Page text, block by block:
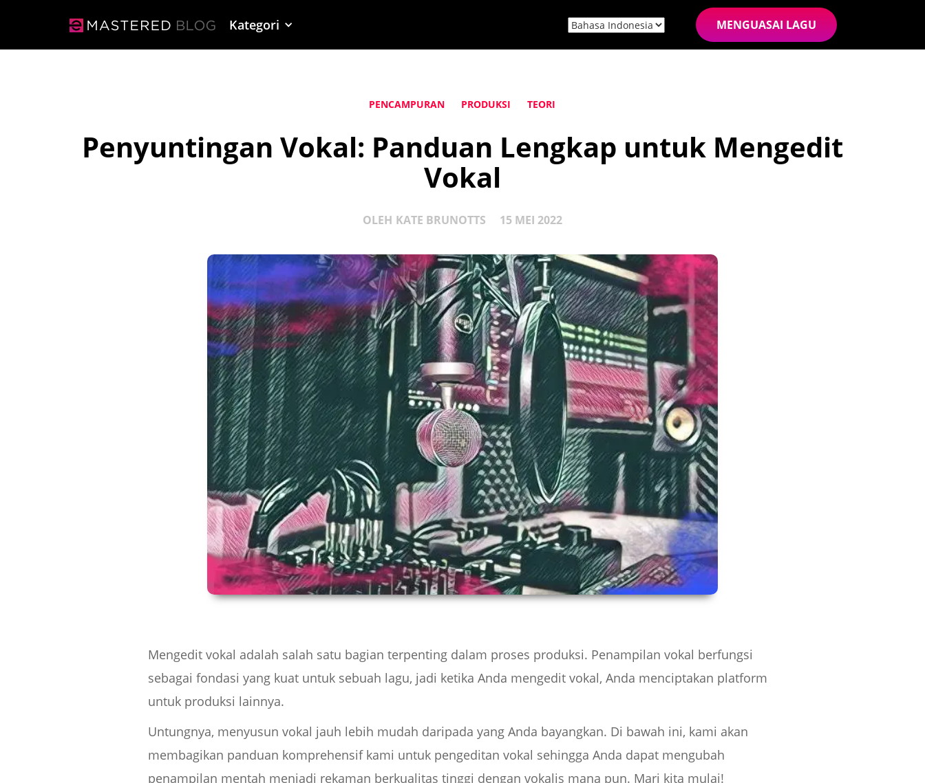
Kategori MENGUASAI LAGU
PENCAMPURAN PRODUKSI TEORI
Penyuntingan Vokal: Panduan Lengkap untuk Mengedit
Vokal
OLEH KATE BRUNOTTS 15 MEI 2022
Mengedit vokal adalah salah satu bagian terpenting dalam proses produksi. Penampilan vokal berfungsi
sebagai fondasi yang kuat untuk sebuah lagu, jadi ketika Anda mengedit vokal, Anda menciptakan platform
untuk produksi lainnya.
Untungnya, menyusun vokal jauh lebih mudah daripada yang Anda bayangkan. Di bawah ini, kami akan
membagikan panduan komprehensif kami untuk pengeditan vokal sehingga Anda dapat mengubah
penampilan mentah menjadi rekaman berkualitas tinggi dengan vokalis mana pun. Mari kita mulai!